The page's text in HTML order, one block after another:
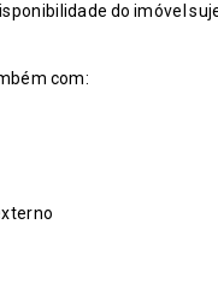
do imóvel
com: